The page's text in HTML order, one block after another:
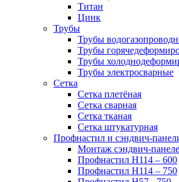
Титан
Цинк
Трубы
Трубы
Трубы
Трубы
Трубы электросварные
Сетка
Сетка плетёная
Сетка сварная
Сетка тканая
Сетка штукатурная
Профнастил и сэндвич-
Монтаж сэндвич-
Профнастил Н114 – 600
Профнастил Н114 – 750